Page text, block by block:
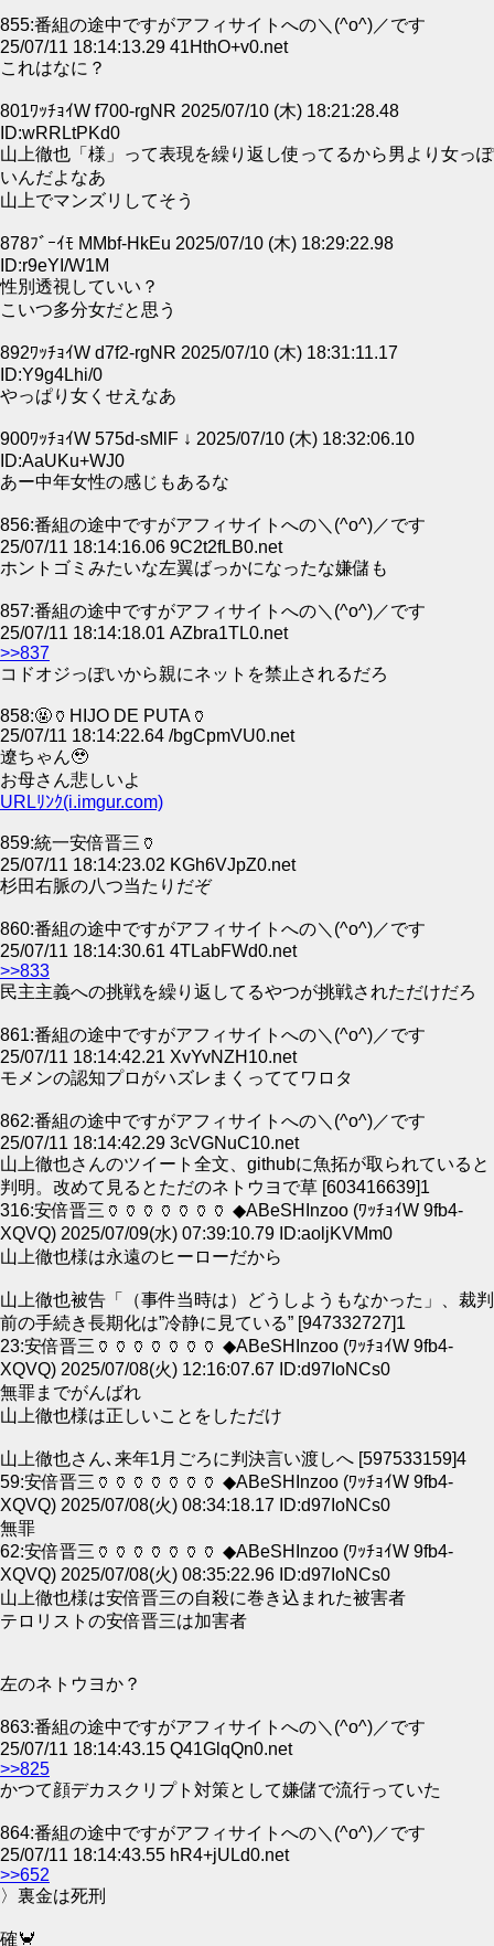
855:番組の途中ですがアフィサイトへの＼(^o^)／です
25/07/11 18:14:13.29 41HthO+v0.net
これはなに？
801ﾜｯﾁｮｲW f700-rgNR 2025/07/10 (木) 18:21:28.48
ID:wRRLtPKd0
山上徹也「様」って表現を繰り返し使ってるから男より女っぽ
いんだよなあ
山上でマンズリしてそう
878ﾌﾞｰｲﾓ MMbf-HkEu 2025/07/10 (木) 18:29:22.98
ID:r9eYI/W1M
性別透視していい？
こいつ多分女だと思う
892ﾜｯﾁｮｲW d7f2-rgNR 2025/07/10 (木) 18:31:11.17
ID:Y9g4Lhi/0
やっぱり女くせえなあ
900ﾜｯﾁｮｲW 575d-sMlF ↓ 2025/07/10 (木) 18:32:06.10
ID:AaUKu+WJ0
あー中年女性の感じもあるな
856:番組の途中ですがアフィサイトへの＼(^o^)／です
25/07/11 18:14:16.06 9C2t2fLB0.net
ホントゴミみたいな左翼ばっかになったな嫌儲も
857:番組の途中ですがアフィサイトへの＼(^o^)／です
25/07/11 18:14:18.01 AZbra1TL0.net
>>837
コドオジっぽいから親にネットを禁止されるだろ
858:🤬🏺HIJO DE PUTA🏺
25/07/11 18:14:22.64 /bgCpmVU0.net
遼ちゃん🥹
お母さん悲しいよ
URLﾘﾝｸ(i.imgur.com)
859:統一安倍晋三🏺
25/07/11 18:14:23.02 KGh6VJpZ0.net
杉田右脈の八つ当たりだぞ
860:番組の途中ですがアフィサイトへの＼(^o^)／です
25/07/11 18:14:30.61 4TLabFWd0.net
>>833
民主主義への挑戦を繰り返してるやつが挑戦されただけだろ
861:番組の途中ですがアフィサイトへの＼(^o^)／です
25/07/11 18:14:42.21 XvYvNZH10.net
モメンの認知プロがハズレまくっててワロタ
862:番組の途中ですがアフィサイトへの＼(^o^)／です
25/07/11 18:14:42.29 3cVGNuC10.net
山上徹也さんのツイート全文、githubに魚拓が取られていると
判明。改めて見るとただのネトウヨで草 [603416639]1
316:安倍晋三🏺🏺🏺🏺🏺🏺🏺 ◆ABeSHInzoo (ﾜｯﾁｮｲW 9fb4-
XQVQ) 2025/07/09(水) 07:39:10.79 ID:aoljKVMm0
山上徹也様は永遠のヒーローだから
山上徹也被告「（事件当時は）どうしようもなかった」、裁判
前の手続き長期化は”冷静に見ている” [947332727]1
23:安倍晋三🏺🏺🏺🏺🏺🏺🏺 ◆ABeSHInzoo (ﾜｯﾁｮｲW 9fb4-
XQVQ) 2025/07/08(火) 12:16:07.67 ID:d97IoNCs0
無罪までがんばれ
山上徹也様は正しいことをしただけ
山上徹也さん､来年1月ごろに判決言い渡しへ [597533159]4
59:安倍晋三🏺🏺🏺🏺🏺🏺🏺 ◆ABeSHInzoo (ﾜｯﾁｮｲW 9fb4-
XQVQ) 2025/07/08(火) 08:34:18.17 ID:d97IoNCs0
無罪
62:安倍晋三🏺🏺🏺🏺🏺🏺🏺 ◆ABeSHInzoo (ﾜｯﾁｮｲW 9fb4-
XQVQ) 2025/07/08(火) 08:35:22.96 ID:d97IoNCs0
山上徹也様は安倍晋三の自殺に巻き込まれた被害者
テロリストの安倍晋三は加害者
左のネトウヨか？
863:番組の途中ですがアフィサイトへの＼(^o^)／です
25/07/11 18:14:43.15 Q41GlqQn0.net
>>825
かつて顔デカスクリプト対策として嫌儲で流行っていた
864:番組の途中ですがアフィサイトへの＼(^o^)／です
25/07/11 18:14:43.55 hR4+jULd0.net
>>652
〉裏金は死刑
確🦀